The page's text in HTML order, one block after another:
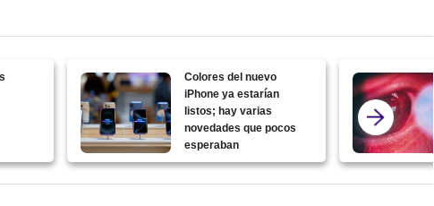
Colores del nuevo
iPhone ya estarían
listos; hay varias
novedades que pocos
esperaban